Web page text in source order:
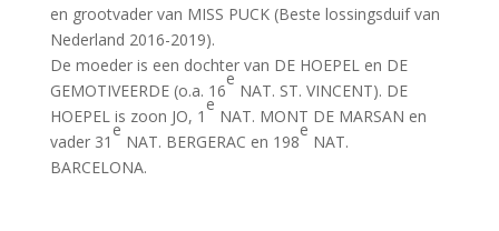
en grootvader van MISS PUCK (Beste lossingsduif van
Nederland 2016-2019).
De moeder is een dochter van DE HOEPEL en DE
GEMOTIVEERDE (o.a. 16
e
NAT. ST. VINCENT). DE
HOEPEL is zoon JO, 1
e
NAT. MONT DE MARSAN en
vader 31
e
NAT. BERGERAC en 198
e
NAT.
BARCELONA.